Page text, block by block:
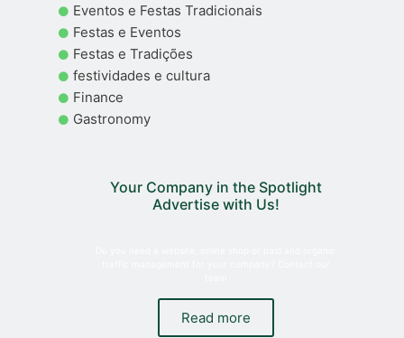
Eventos e Festas Tradicionais
Festas e Eventos
Festas e Tradições
festividades e cultura
Finance
Gastronomy
Your Company in the Spotlight
Advertise with Us!
Read more